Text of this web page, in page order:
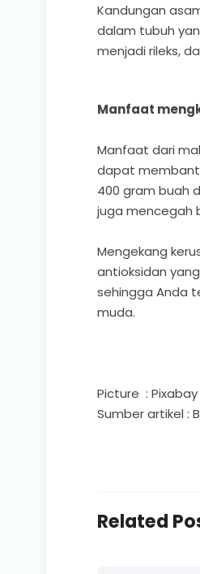
Kandungan
dalam tubuh
menjadi rileks,
Manfaat
Manfaat dari
dapat
400 gram buah
juga mencegah
Mengekang
antioksidan
sehingga Anda
muda.
Picture : Pixabay
Sumber artikel :
Related